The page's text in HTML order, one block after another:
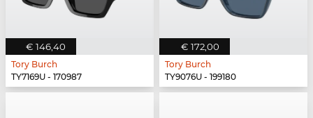
€ 146,40
Tory Burch
TY7169U - 170987
€ 172,00
Tory Burch
TY9076U - 199180